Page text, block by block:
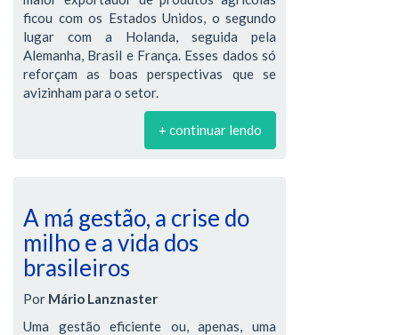
ficou com os Estados Unidos, o segundo
lugar com a Holanda, seguida pela
Alemanha, Brasil e França. Esses dados só
reforçam as boas perspectivas que se
avizinham para o setor.
+ continuar lendo
A má gestão, a crise do
milho e a vida dos
brasileiros
Por Mário Lanznaster
Uma gestão eficiente ou, apenas, uma